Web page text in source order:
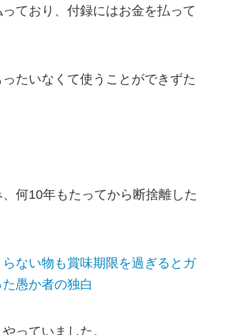
ており、付録にはお金を払って
たいなくて使うことができずた
何10年もたってから断捨離した
ない物も賞味期限を過ぎるとガ
愚か者の独白
っていました。